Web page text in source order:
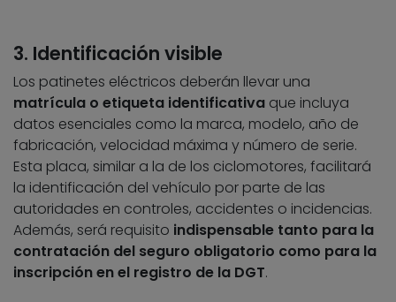
3. Identificación visible
Los patinetes eléctricos deberán llevar una
matrícula o etiqueta identificativa que incluya
datos esenciales como la marca, modelo, año de
fabricación, velocidad máxima y número de serie.
Esta placa, similar a la de los ciclomotores, facilitará
la identificación del vehículo por parte de las
autoridades en controles, accidentes o incidencias.
Además, será requisito indispensable tanto para la
contratación del seguro obligatorio como para la
inscripción en el registro de la DGT.